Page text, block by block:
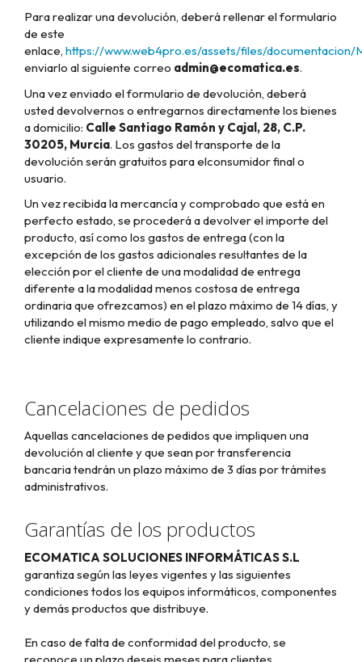
Para realizar una devolución, deberá rellenar el formulario
de este
enlace, https://www.web4pro.es/assets/files/documentacion/
enviarlo al siguiente correo admin@ecomatica.es.
Una vez enviado el formulario de devolución, deberá
usted devolvernos o entregarnos directamente los bienes
a domicilio: Calle Santiago Ramón y Cajal, 28, C.P.
30205, Murcia. Los gastos del transporte de la
devolución serán gratuitos para elconsumidor final o
usuario.
Un vez recibida la mercancía y comprobado que está en
perfecto estado, se procederá a devolver el importe del
producto, así como los gastos de entrega (con la
excepción de los gastos adicionales resultantes de la
elección por el cliente de una modalidad de entrega
diferente a la modalidad menos costosa de entrega
ordinaria que ofrezcamos) en el plazo máximo de 14 días, y
utilizando el mismo medio de pago empleado, salvo que el
cliente indique expresamente lo contrario.
Cancelaciones de pedidos
Aquellas cancelaciones de pedidos que impliquen una
devolución al cliente y que sean por transferencia
bancaria tendrán un plazo máximo de 3 días por trámites
administrativos.
Garantías de los productos
ECOMATICA SOLUCIONES INFORMÁTICAS S.L
garantiza según las leyes vigentes y las siguientes
condiciones todos los equipos informáticos, componentes
y demás productos que distribuye.
En caso de falta de conformidad del producto, se
reconoce un plazo deseis meses para clientes